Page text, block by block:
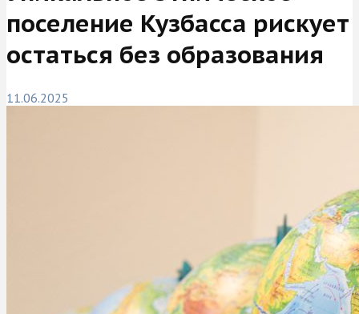
поселение Кузбасса рискует
остаться без образования
11.06.2025